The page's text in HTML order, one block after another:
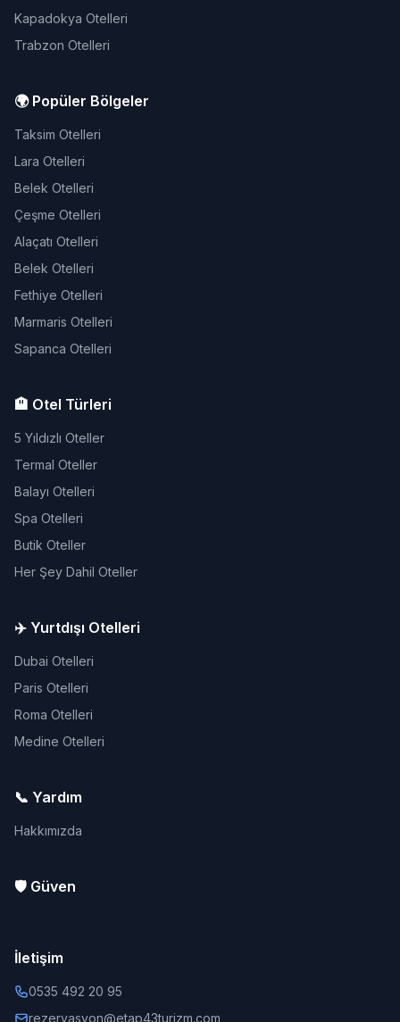
Kapadokya Otelleri
Trabzon Otelleri
🌍 Popüler Bölgeler
Taksim Otelleri
Lara Otelleri
Belek Otelleri
Çeşme Otelleri
Alaçatı Otelleri
Belek Otelleri
Fethiye Otelleri
Marmaris Otelleri
Sapanca Otelleri
🏨 Otel Türleri
5 Yıldızlı Oteller
Termal Oteller
Balayı Otelleri
Spa Otelleri
Butik Oteller
Her Şey Dahil Oteller
✈️ Yurtdışı Otelleri
Dubai Otelleri
Paris Otelleri
Roma Otelleri
Medine Otelleri
📞 Yardım
Hakkımızda
🛡️ Güven
İletişim
0535 492 20 95
rezervasyon@etap43turizm.com